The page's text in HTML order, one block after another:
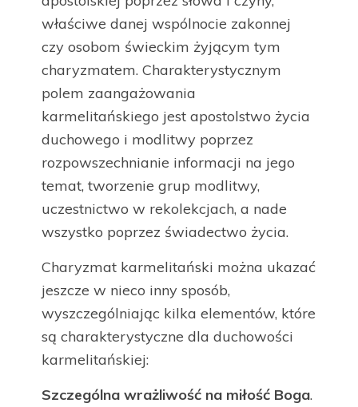
właściwe danej wspólnocie zakonnej
czy osobom świeckim żyjącym tym
charyzmatem. Charakterystycznym
polem zaangażowania
karmelitańskiego jest apostolstwo życia
duchowego i modlitwy poprzez
rozpowszechnianie informacji na jego
temat, tworzenie grup modlitwy,
uczestnictwo w rekolekcjach, a nade
wszystko poprzez świadectwo życia.
Charyzmat karmelitański można ukazać
jeszcze w nieco inny sposób,
wyszczególniając kilka elementów, które
są charakterystyczne dla duchowości
karmelitańskiej:
Szczególna wrażliwość na miłość Boga.